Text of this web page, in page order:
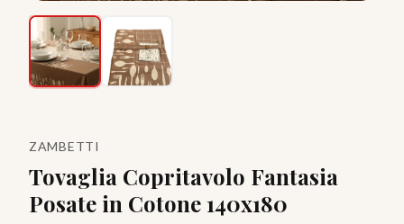
ZAMBETTI
Tovaglia Copritavolo Fantasia
Posate in Cotone 140x180